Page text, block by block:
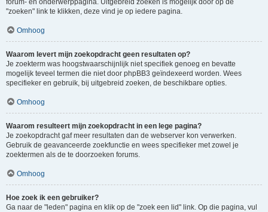
forum- en onderwerppagina. Uitgebreid zoeken is mogelijk door op de
"zoeken" link te klikken, deze vind je op iedere pagina.
Omhoog
Waarom levert mijn zoekopdracht geen resultaten op?
Je zoekterm was hoogstwaarschijnlijk niet specifiek genoeg en bevatte
mogelijk teveel termen die niet door phpBB3 geïndexeerd worden. Wees
specifieker en gebruik, bij uitgebreid zoeken, de beschikbare opties.
Omhoog
Waarom resulteert mijn zoekopdracht in een lege pagina?
Je zoekopdracht gaf meer resultaten dan de webserver kon verwerken.
Gebruik de geavanceerde zoekfunctie en wees specifieker met zowel je
zoektermen als de te doorzoeken forums.
Omhoog
Hoe zoek ik een gebruiker?
Ga naar de "leden" pagina en klik op de "zoek een lid" link. Op die pagina, vul